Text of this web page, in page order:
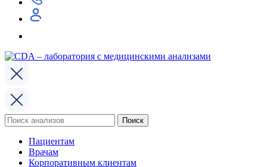
Поиск
по:
Поиск
Пациентам
Врачам
Корпоративным клиентам